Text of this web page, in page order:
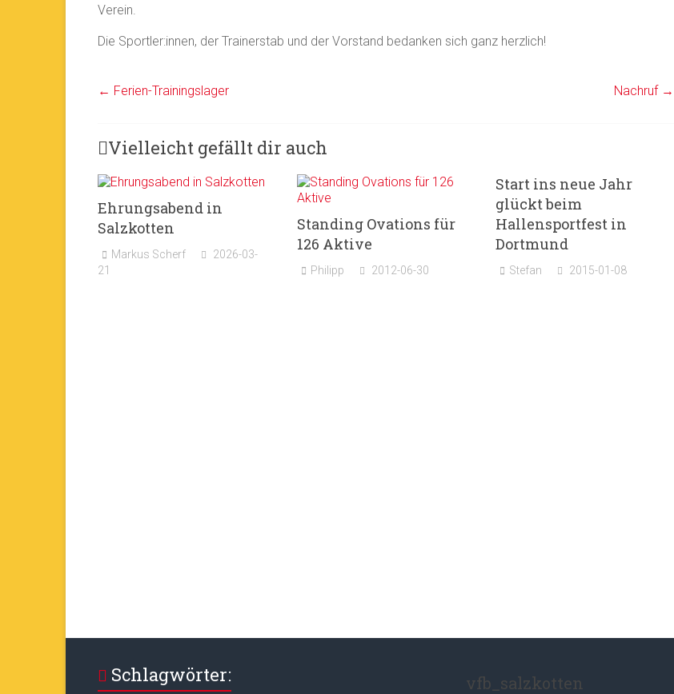
Verein.
Die Sportler:innen, der Trainerstab und der Vorstand bedanken sich ganz herzlich!
← Ferien-Trainingslager Nachruf →
Vielleicht gefällt dir auch
Ehrungsabend in
Salzkotten
Markus Scherf
2026-03-
21
Standing Ovations für
126 Aktive
Philipp 2012-06-30
Start ins neue Jahr
glückt beim
Hallensportfest in
Dortmund
Stefan 2015-01-08
Schlagwörter: vfb_salzkotten